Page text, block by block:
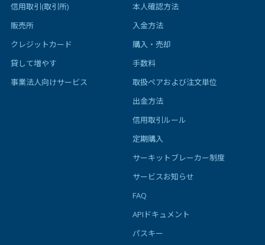
信用取引(取引所)
販売所
クレジットカード
貸して増やす
事業法人向けサービス
本人確認方法
入金方法
購入・売却
手数料
取扱ペアおよび注文単位
出金方法
信用取引ルール
定期購入
サーキットブレーカー制度
サービスお知らせ
FAQ
APIドキュメント
パスキー